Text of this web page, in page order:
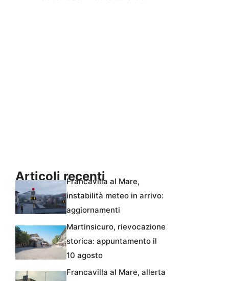
Articoli recenti
Francavilla al Mare,
instabilità meteo in arrivo:
aggiornamenti
Martinsicuro, rievocazione
storica: appuntamento il
10 agosto
Francavilla al Mare, allerta